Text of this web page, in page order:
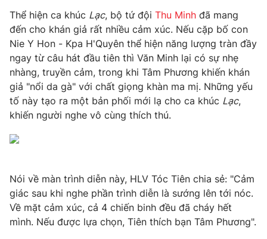
Giải sao mai
Sao
Làm đẹp
Chất lượng cuộc sống
Giáo dục
Tuyển sinh
Học trực tuyến
Công nghệ
Hitech Công nghệ tương lai
Sản phẩm
Thị trường
Tư vấn
Giao lưu trực tuyến
Lịch phát sóng
Emagazine Podcast
Photo Infographic
Thể hiện ca khúc Lạc, bộ tứ đội Thu Minh đã mang
đến cho khán giả rất nhiều cảm xúc. Nếu cặp bố con
Nie Y Hon - Kpa H'Quyên thể hiện năng lượng tràn đầy
ngay từ câu hát đầu tiên thì Văn Minh lại có sự nhẹ
nhàng, truyền cảm, trong khi Tâm Phương khiến khán
giả "nổi da gà" với chất giọng khàn ma mị. Những yếu
tố này tạo ra một bản phối mới lạ cho ca khúc Lạc,
khiến người nghe vô cùng thích thú.
Nói về màn trình diễn này, HLV Tóc Tiên chia sẻ: "Cảm
giác sau khi nghe phần trình diễn là sướng lên tới nóc.
Về mặt cảm xúc, cả 4 chiến binh đều đã cháy hết
mình. Nếu được lựa chọn, Tiên thích bạn Tâm Phương".